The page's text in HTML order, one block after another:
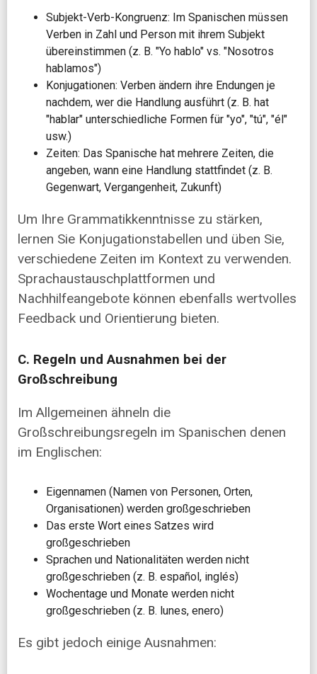
Subjekt-Verb-Kongruenz: Im Spanischen müssen
Verben in Zahl und Person mit ihrem Subjekt
übereinstimmen (z. B. "Yo hablo" vs. "Nosotros
hablamos")
Konjugationen: Verben ändern ihre Endungen je
nachdem, wer die Handlung ausführt (z. B. hat
"hablar" unterschiedliche Formen für "yo", "tú", "él"
usw.)
Zeiten: Das Spanische hat mehrere Zeiten, die
angeben, wann eine Handlung stattfindet (z. B.
Gegenwart, Vergangenheit, Zukunft)
Um Ihre Grammatikkenntnisse zu stärken,
lernen Sie Konjugationstabellen und üben Sie,
verschiedene Zeiten im Kontext zu verwenden.
Sprachaustauschplattformen und
Nachhilfeangebote können ebenfalls wertvolles
Feedback und Orientierung bieten.
C. Regeln und Ausnahmen bei der
Großschreibung
Im Allgemeinen ähneln die
Großschreibungsregeln im Spanischen denen
im Englischen:
Eigennamen (Namen von Personen, Orten,
Organisationen) werden großgeschrieben
Das erste Wort eines Satzes wird
großgeschrieben
Sprachen und Nationalitäten werden nicht
großgeschrieben (z. B. español, inglés)
Wochentage und Monate werden nicht
großgeschrieben (z. B. lunes, enero)
Es gibt jedoch einige Ausnahmen: